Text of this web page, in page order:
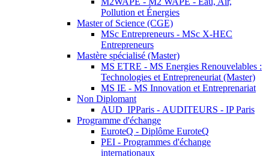
Pollution et Énergies
Master of Science (CGE)
MSc Entrepreneurs - MSc X-HEC
Entrepreneurs
Mastère spécialisé (Master)
MS ETRE - MS Energies Renouvelables :
Technologies et Entrepreneuriat (Master)
MS IE - MS Innovation et Entreprenariat
Non Diplomant
AUD_IPParis - AUDITEURS - IP Paris
Programme d'échange
EuroteQ - Diplôme EuroteQ
PEI - Programmes d'échange
internationaux